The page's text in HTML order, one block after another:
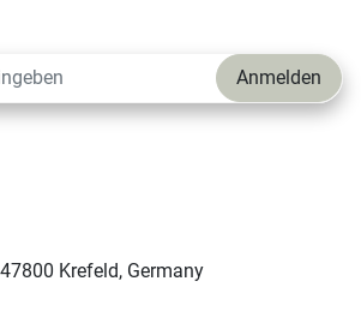
Anmelden
Krefeld, Germany